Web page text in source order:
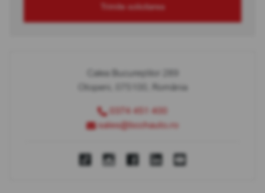
Trimite solicitarea
Calea Bucureștilor 289
Otopeni, 075100, România
0374 451 400
sales@bcchauto.ro